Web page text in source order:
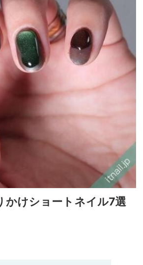
けショートネイル7選